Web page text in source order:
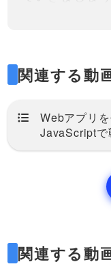
また、次の敵
ていきます。
最後までゲー
さらなる機能
なものを参考
関連する動
Webアプリ
JavaScriptで
関連する動